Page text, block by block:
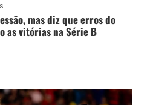
mas diz que erros do
as vitórias na Série B